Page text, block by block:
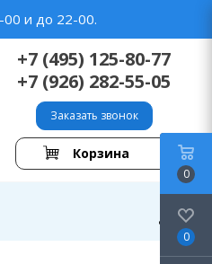
00 и до 22-00.
+7 (495) 125-80-77
+7 (926) 282-55-05
Заказать звонок
Корзина
0
0